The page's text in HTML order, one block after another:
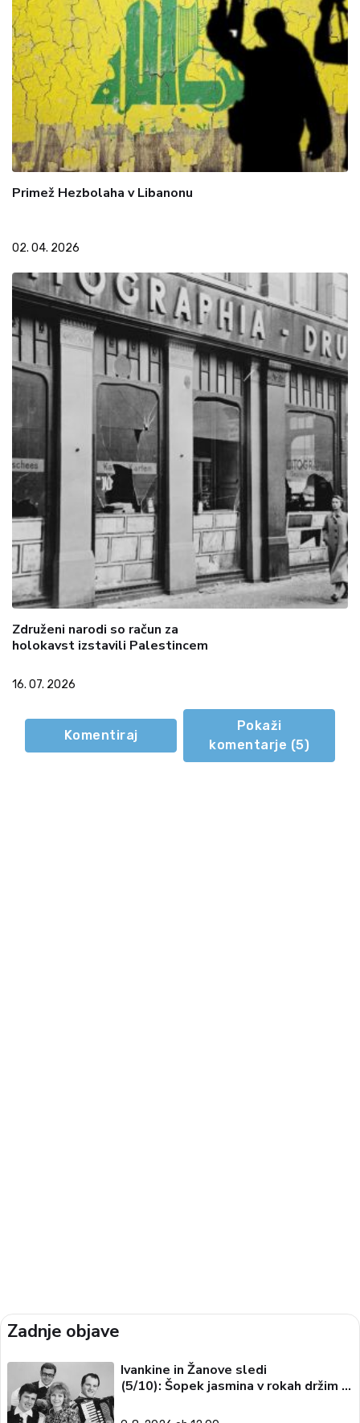
Primež Hezbolaha v Libanonu
02. 04. 2026
Združeni narodi so račun za
holokavst izstavili Palestincem
16. 07. 2026
Komentiraj
Pokaži
komentarje (5)
Zadnje objave
Ivankine in Žanove sledi
(5/10): Šopek jasmina v rokah držim …